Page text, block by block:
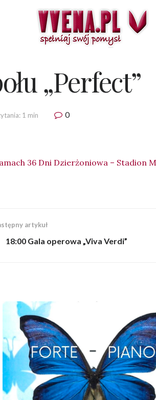
„Perfect”
1 min 0
36 Dni Dzierżoniowa – Stadion
artykuł
18:00 Gala operowa „Viva Verdi”